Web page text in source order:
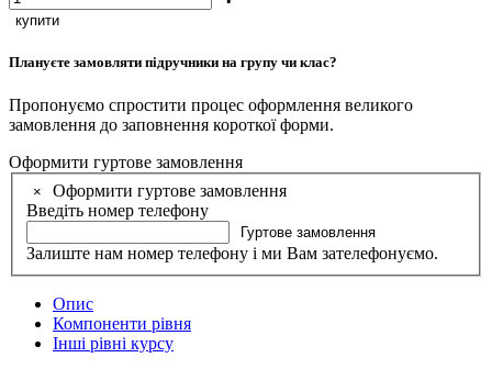
купити
Плануєте замовляти підручники на групу чи клас?
Пропонуємо спростити процес оформлення великого
замовлення до заповнення короткої форми.
Оформити гуртове замовлення
×
Оформити гуртове замовлення
Введіть номер телефону
Гуртове замовлення
Залиште нам номер телефону і ми Вам зателефонуємо.
Опис
Компоненти рівня
Інші рівні курсу